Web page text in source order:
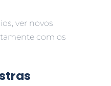
ver novos
com os